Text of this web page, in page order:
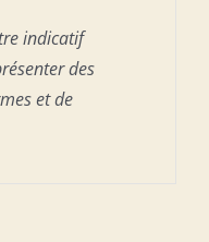
indicatif
des
et de